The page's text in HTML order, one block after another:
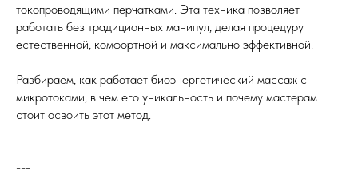
токопроводящими перчатками. Эта техника позволяет
работать без традиционных манипул, делая процедуру
естественной, комфортной и максимально эффективной.
Разбираем, как работает биоэнергетический массаж с
микротоками, в чем его уникальность и почему мастерам
стоит освоить этот метод.
---